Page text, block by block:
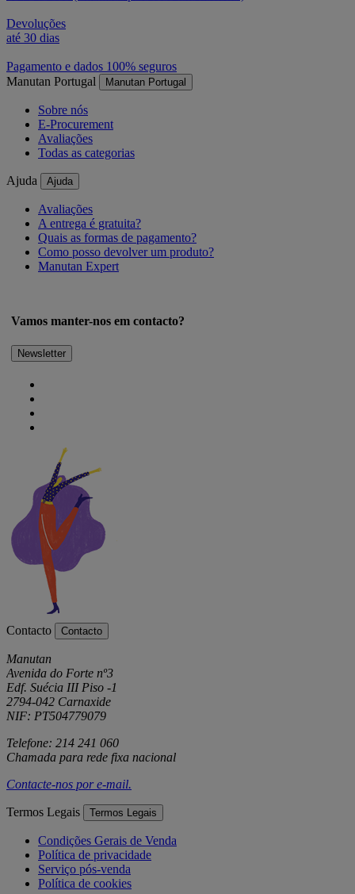
Devoluções
até 30 dias
Pagamento e dados 100% seguros
Manutan Portugal
Manutan Portugal
Sobre nós
E-Procurement
Avaliações
Todas as categorias
Ajuda Ajuda
Avaliações
A entrega é gratuita?
Quais as formas de pagamento?
Como posso devolver um produto?
Manutan Expert
Vamos manter-nos em contacto?
Newsletter
Contacto Contacto
Manutan
Avenida do Forte nº3
Edf. Suécia III Piso -1
2794-042 Carnaxide
NIF: PT504779079
Telefone: 214 241 060
Chamada para rede fixa nacional
Contacte-nos pore-mail.
Termos Legais Termos Legais
Condições Gerais de Venda
Política de privacidade
Serviço pós-venda
Política de cookies